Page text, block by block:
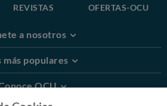
REVISTAS OFERTAS-OCU
a nosotros
más populares
OCU